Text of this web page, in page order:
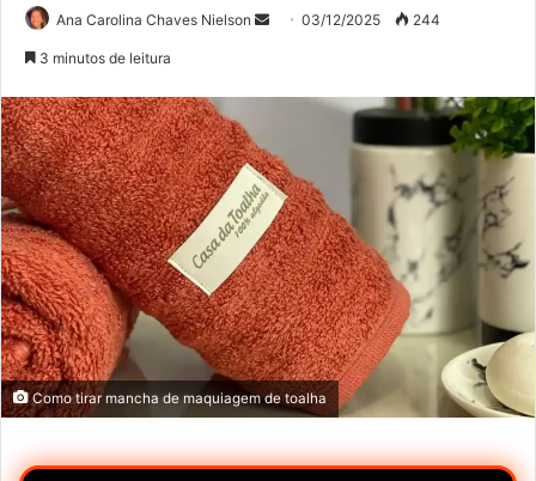
Ana Carolina Chaves Nielson
Mande03/12/2025 244
3 minutos de leitura
Como tirar mancha de maquiagem de toalha